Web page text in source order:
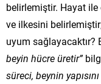
belirlemiştir. Hayat
ve ilkesini
uyum sağlayacaktır?
beyin hücre üretir”
süreci, beynin